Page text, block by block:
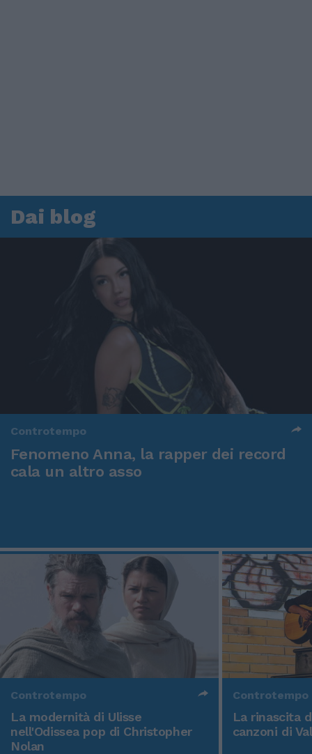
Dai blog
Controtempo
Fenomeno Anna, la rapper dei record
cala un altro asso
Controtempo
La modernità di Ulisse
nell'Odissea pop di Christopher
Nolan
Controtempo
La rinascita
canzoni di